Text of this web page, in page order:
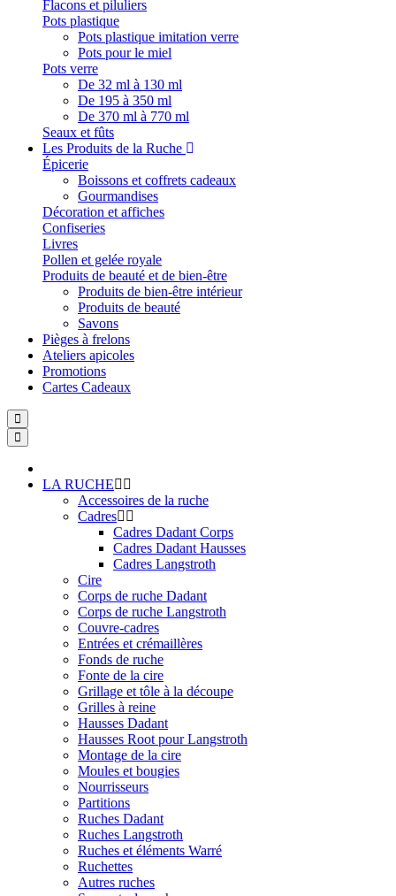
Flacons et piluliers
Pots plastique
Pots plastique imitation verre
Pots pour le miel
Pots verre
De 32 ml à 130 ml
De 195 à 350 ml
De 370 ml à 770 ml
Seaux et fûts
Les Produits de la Ruche
Épicerie
Boissons et coffrets cadeaux
Gourmandises
Décoration et affiches
Confiseries
Livres
Pollen et gelée royale
Produits de beauté et de bien-être
Produits de bien-être intérieur
Produits de beauté
Savons
Pièges à frelons
Ateliers apicoles
Promotions
Cartes Cadeaux
LA RUCHE
Accessoires de la ruche
Cadres
Cadres Dadant Corps
Cadres Dadant Hausses
Cadres Langstroth
Cire
Corps de ruche Dadant
Corps de ruche Langstroth
Couvre-cadres
Entrées et crémaillères
Fonds de ruche
Fonte de la cire
Grillage et tôle à la découpe
Grilles à reine
Hausses Dadant
Hausses Root pour Langstroth
Montage de la cire
Moules et bougies
Nourrisseurs
Partitions
Ruches Dadant
Ruches Langstroth
Ruches et éléments Warré
Ruchettes
Autres ruches